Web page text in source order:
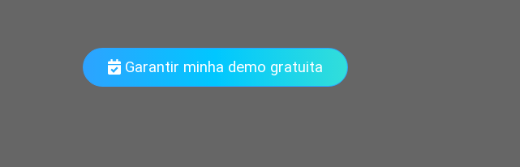
Garantir minha demo gratuita